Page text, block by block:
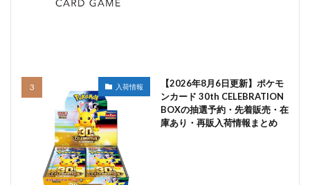
入荷情報
【2026年8月6日更新】ポケモ
ンカード 30th CELEBRATION
BOXの抽選予約・先着販売・在
庫あり・再販入荷情報まとめ